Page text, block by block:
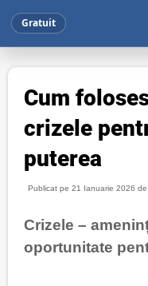
Gratuit
Cum
crizele
puterea
Publicat pe 21 Ianuarie 2026 de
Crizele –
oportunitate